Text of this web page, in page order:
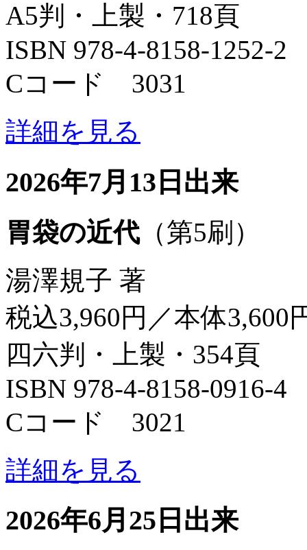
A5判・上製・718頁
ISBN 978-4-8158-1252-2
Cコード 3031
詳細を見る
2026年7月13日出来
胃袋の近代（第5刷）
湯澤規子 著
税込3,960円／本体3,600
四六判・上製・354頁
ISBN 978-4-8158-0916-4
Cコード 3021
詳細を見る
2026年6月25日出来